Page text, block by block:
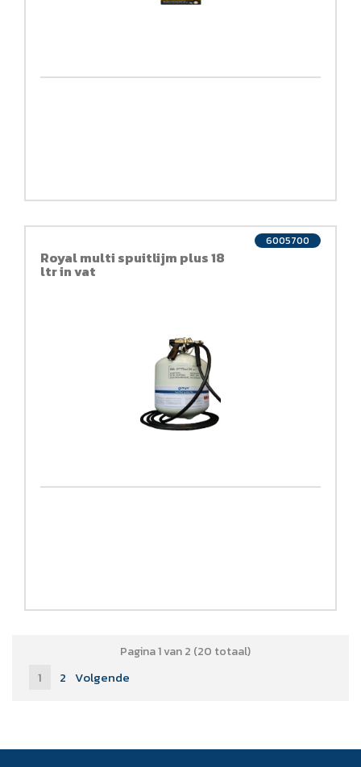
Royal multi spuitlijm plus 18
ltr in vat
6005700
Pagina 1 van 2 (20 totaal)
1 2 Volgende